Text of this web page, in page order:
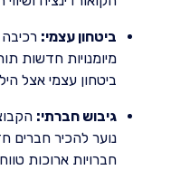
ביטחון עצמי:
מיומנויות חדשות
ביטחון עצמי אצל
גיבוש חברתי:
נוער להכיר חברים
חברויות ארוכות